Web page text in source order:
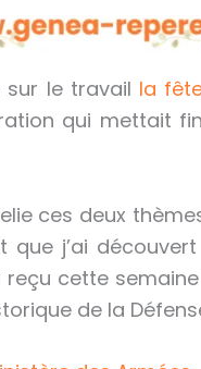
sur le travail la
qui mettait
ces deux
que j’ai
reçu cette
de la